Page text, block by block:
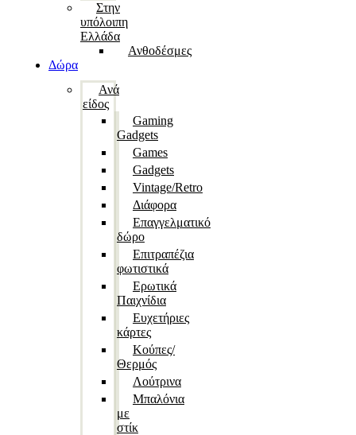
Στην
υπόλοιπη
Ελλάδα
Ανθοδέσμες
Δώρα
Ανά
είδος
Gaming
Gadgets
Games
Gadgets
Vintage/Retro
Διάφορα
Επαγγελματικό
δώρο
Επιτραπέζια
φωτιστικά
Ερωτικά
Παιχνίδια
Ευχετήριες
κάρτες
Κούπες/
Θερμός
Λούτρινα
Μπαλόνια
με
στίκ